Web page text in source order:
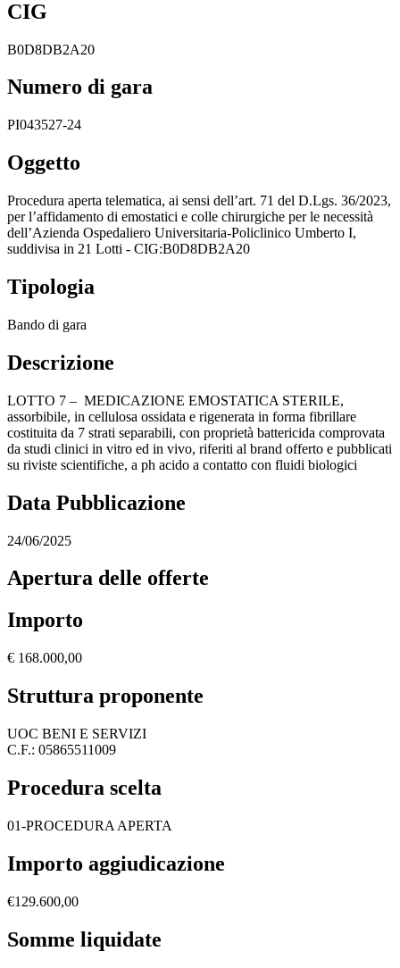
CIG
B0D8DB2A20
Numero di gara
PI043527-24
Oggetto
Procedura aperta telematica, ai sensi dell’art. 71 del D.Lgs. 36/2023,
per l’affidamento di emostatici e colle chirurgiche per le necessità
dell’Azienda Ospedaliero Universitaria-Policlinico Umberto I,
suddivisa in 21 Lotti - CIG:B0D8DB2A20
Tipologia
Bando di gara
Descrizione
LOTTO 7 – MEDICAZIONE EMOSTATICA STERILE,
assorbibile, in cellulosa ossidata e rigenerata in forma fibrillare
costituita da 7 strati separabili, con proprietà battericida comprovata
da studi clinici in vitro ed in vivo, riferiti al brand offerto e pubblicati
su riviste scientifiche, a ph acido a contatto con fluidi biologici
Data Pubblicazione
24/06/2025
Apertura delle offerte
Importo
€ 168.000,00
Struttura proponente
UOC BENI E SERVIZI
C.F.: 05865511009
Procedura scelta
01-PROCEDURA APERTA
Importo aggiudicazione
€129.600,00
Somme liquidate